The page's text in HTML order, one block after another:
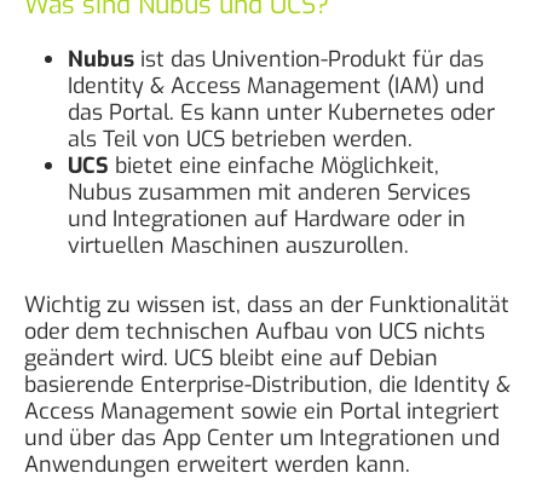
Nubus ist das Univention-Produkt für das
Identity & Access Management (IAM) und
das Portal. Es kann unter Kubernetes oder
als Teil von UCS betrieben werden.
UCS bietet eine einfache Möglichkeit,
Nubus zusammen mit anderen Services
und Integrationen auf Hardware oder in
virtuellen Maschinen auszurollen.
Wichtig zu wissen ist, dass an der Funktionalität
oder dem technischen Aufbau von UCS nichts
geändert wird. UCS bleibt eine auf Debian
basierende Enterprise-Distribution, die Identity &
Access Management sowie ein Portal integriert
und über das App Center um Integrationen und
Anwendungen erweitert werden kann.